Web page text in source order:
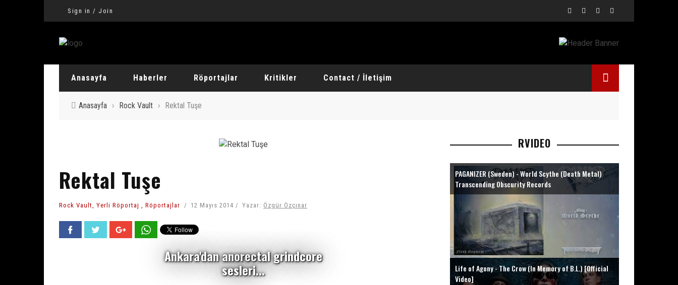
Sign in / Join
Anasayfa Haberler Röportajlar
Yabancı Röportaj
Kritikler
Demo & EP
Contact / İletişim
Anasayfa › Rock Vault › Rektal Tuşe
Rektal Tuşe
Rock Vault Yerli Röportaj Röportajlar 12 Mayıs 2014 Yazar: Özgür Özçınar
Ankara'dan anorectal grindcore
sesleri...
RVIDEO
PAGANIZER (Sweden) - World Scythe (Death Metal)
Transcending Obscurity Records
Life of Agony - The Crow (In Memory of B.L.) [Official
Video]